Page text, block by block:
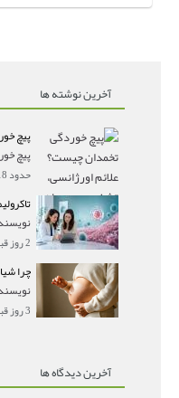
آخرین نوشته ها
حدود 18 ساعت قبل
2 روز قبل
3 روز قبل
آخرین دیدگاه ها